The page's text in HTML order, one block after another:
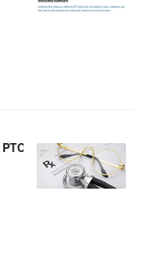
PTC 的本质区别